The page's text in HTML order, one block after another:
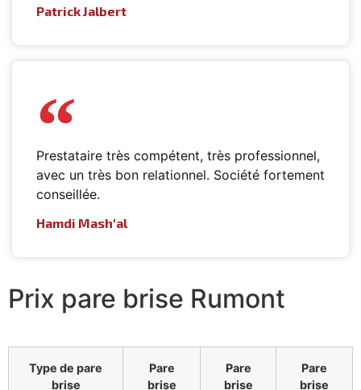
Patrick Jalbert
Prestataire très compétent, très professionnel,
avec un très bon relationnel. Société fortement
conseillée.
Hamdi Mash'al
Prix pare brise Rumont
Type de pare
brise
Pare
brise
Pare
brise
Pare
brise